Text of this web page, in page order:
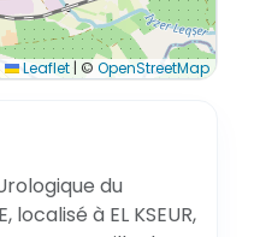
Leaflet | © OpenStreetMap
du
localisé à EL KSEUR,